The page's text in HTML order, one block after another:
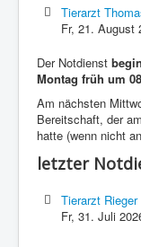
Tierarzt
Fr, 21. August
Der Notdienst
Montag früh um
Am nächsten
Bereitschaft, der
hatte (wenn nicht
letzter
Tierarzt Rieger
Fr, 31. Juli